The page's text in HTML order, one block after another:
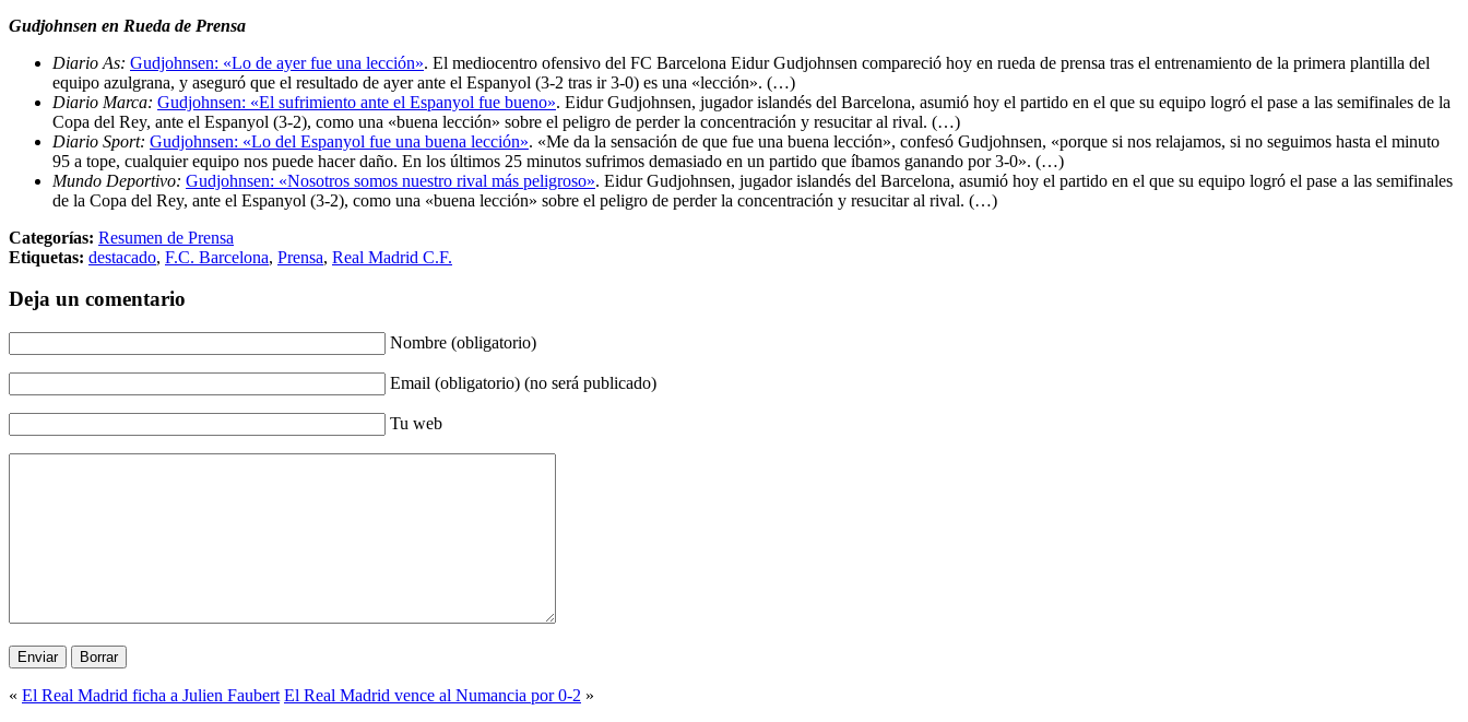
Gudjohnsen en Rueda de Prensa
Diario As: Gudjohnsen: «Lo de ayer fue una lección». El mediocentro ofensivo del FC Barcelona Eidur Gudjohnsen compareció hoy en rueda de prensa tras el entrenamiento de la primera plantilla del
equipo azulgrana, y aseguró que el resultado de ayer ante el Espanyol (3-2 tras ir 3-0) es una «lección». (…)
Diario Marca: Gudjohnsen: «El sufrimiento ante el Espanyol fue bueno». Eidur Gudjohnsen, jugador islandés del Barcelona, asumió hoy el partido en el que su equipo logró el pase a las semifinales de la
Copa del Rey, ante el Espanyol (3-2), como una «buena lección» sobre el peligro de perder la concentración y resucitar al rival. (…)
Diario Sport: Gudjohnsen: «Lo del Espanyol fue una buena lección». «Me da la sensación de que fue una buena lección», confesó Gudjohnsen, «porque si nos relajamos, si no seguimos hasta el minuto
95 a tope, cualquier equipo nos puede hacer daño. En los últimos 25 minutos sufrimos demasiado en un partido que íbamos ganando por 3-0». (…)
Mundo Deportivo: Gudjohnsen: «Nosotros somos nuestro rival más peligroso». Eidur Gudjohnsen, jugador islandés del Barcelona, asumió hoy el partido en el que su equipo logró el pase a las semifinales
de la Copa del Rey, ante el Espanyol (3-2), como una «buena lección» sobre el peligro de perder la concentración y resucitar al rival. (…)
Categorías: Resumen de Prensa
Etiquetas: destacado, F.C. Barcelona, Prensa, Real Madrid C.F.
Deja un comentario
Nombre (obligatorio)
Email (obligatorio) (no será publicado)
Tu web
« El Real Madrid ficha a Julien Faubert El Real Madrid vence al Numancia por 0-2 »